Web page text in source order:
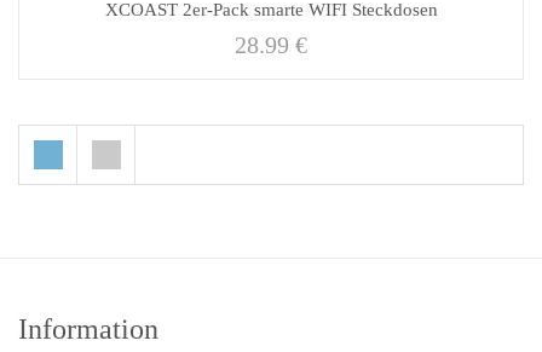
XCOAST 2er-Pack smarte WIFI Steckdosen
28.99 €
Information